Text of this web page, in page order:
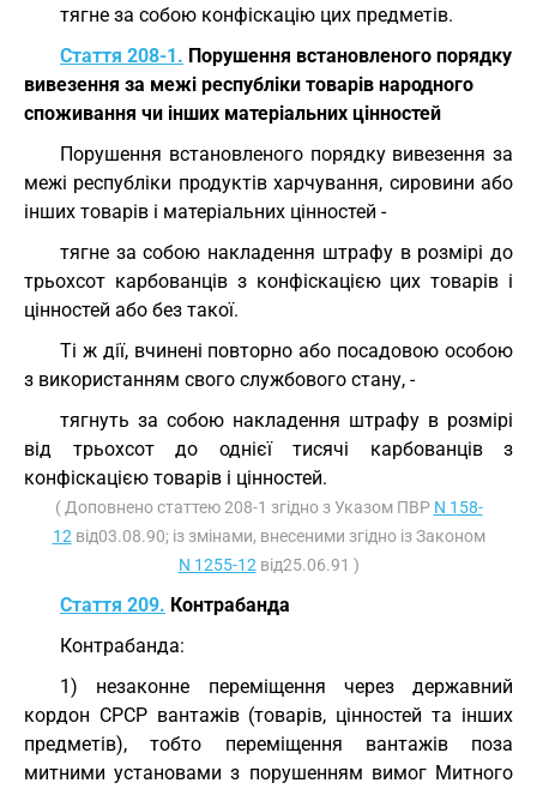
тягне за собою конфіскацію цих предметів.
Стаття 208-1. Порушення встановленого порядку
вивезення за межі республіки товарів народного
споживання чи інших матеріальних цінностей
Порушення встановленого порядку вивезення за
межі республіки продуктів харчування, сировини або
інших товарів і матеріальних цінностей -
тягне за собою накладення штрафу в розмірі до
трьохсот карбованців з конфіскацією цих товарів і
цінностей або без такої.
Ті ж дії, вчинені повторно або посадовою особою
з використанням свого службового стану, -
тягнуть за собою накладення штрафу в розмірі
від трьохсот до однієї тисячі карбованців з
конфіскацією товарів і цінностей.
( Доповнено статтею 208-1 згідно з Указом ПВР N 158-
12 від03.08.90; із змінами, внесеними згідно із Законом
N 1255-12 від25.06.91 )
Стаття 209. Контрабанда
Контрабанда:
1) незаконне переміщення через державний
кордон СРСР вантажів (товарів, цінностей та інших
предметів), тобто переміщення вантажів поза
митними установами з порушенням вимог Митного